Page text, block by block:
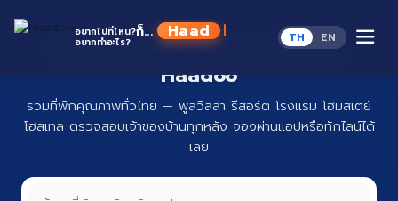
อยากไปที่ไหน?
อยากทำอะไร?
ก็... Haadoo
อ่านว่า หาดู TH EN
ที่พักทั่วไทย จองง่าย ปลอดภัย กับ
Haadoo
รวมที่พักคุณภาพทั่วไทย — พูลวิลล่า รีสอร์ต โรงแรม โฮมสเตย์
โฮสเทล ตรวจสอบเจ้าของบ้านทุกหลัง จองผ่านแอปหรือทักไลน์ได้
เลย